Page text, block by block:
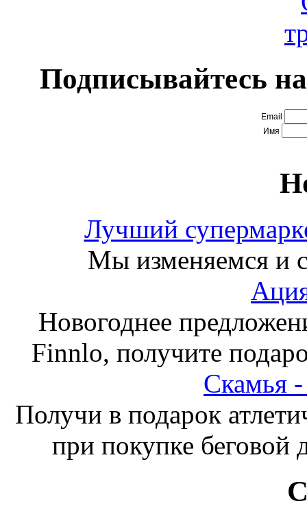
Подписывайтесь
Email
Имя
Лучший
Мы изменяемся и
Новогоднее
Finnlo, получите
Получи в подарок
при покупке беговой